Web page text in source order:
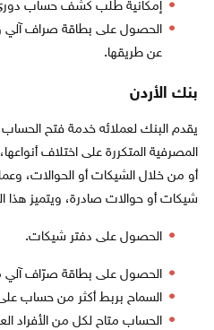
إمكانية طلب كشف حساب
الحصول على بطاقة صراف آلي
عن طريقها.
بنك الأردن
يقدم البنك لعملائه خدمة فتح الحساب
المصرفية المتكررة على اختلاف
أو من خلال الشيكات أو الحوالات،
شيكات أو حوالات صادرة، ويتميز هذا
الحصول على دفتر شيكات.
الحصول على بطاقة صرّاف آلي
السماح بربط أكثر من حساب
الحساب متاح لكل من الأفراد